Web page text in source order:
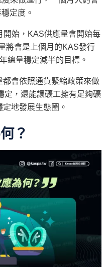
定度。
始，KAS供應量會開始每
將會是上個月的KAS發行
總量穩定減半的目標。
會依照通貨緊縮政策來做
定，還能讓礦工擁有足夠礦
地發展生態圈。
？